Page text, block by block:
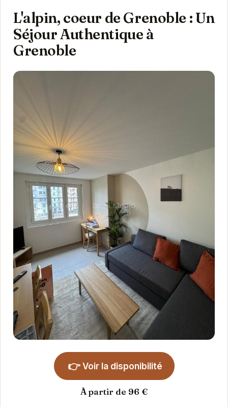
L'alpin, coeur de Grenoble : Un
Séjour Authentique à
Grenoble
👉 Voir la disponibilité
À partir de 96 €